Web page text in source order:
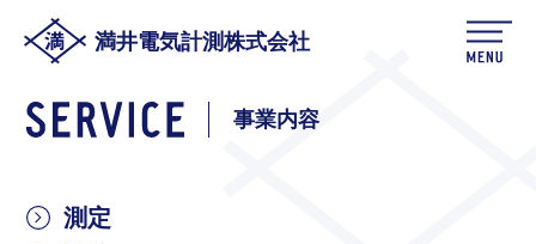
満井電気計測株式会社
事業内容
測定